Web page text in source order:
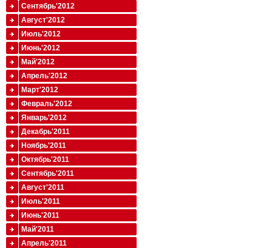
Сентябрь'2012
Август'2012
Июль'2012
Июнь'2012
Май'2012
Апрель'2012
Март'2012
Февраль'2012
Январь'2012
Декабрь'2011
Ноябрь'2011
Октябрь'2011
Сентябрь'2011
Август'2011
Июль'2011
Июнь'2011
Май'2011
Апрель'2011